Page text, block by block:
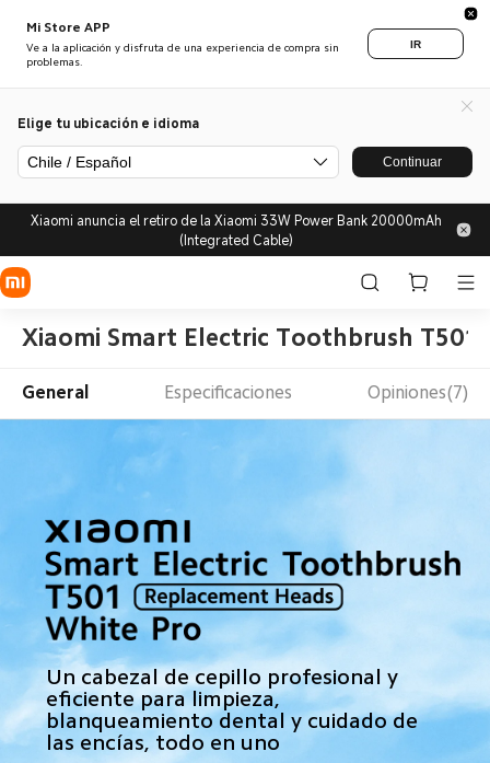
Mi Store APP
Ve a la aplicación y disfruta de una experiencia de compra sin
problemas.
IR
Elige tu ubicación e idioma
Chile / Español Continuar
Xiaomi anuncia el retiro de la Xiaomi 33W Power Bank 20000mAh
(Integrated Cable)
Xiaomi Smart Electric Toothbrush T501
General Especificaciones Opiniones(7)
Un cabezal de cepillo profesional y
eficiente para limpieza,
blanqueamiento dental y cuidado de
las encías, todo en uno